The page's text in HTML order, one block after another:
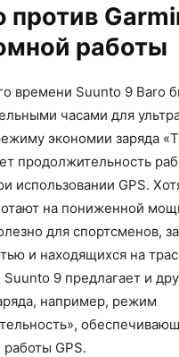
против
работы
времени Suunto 9 Baro
часами для
экономии заряда
продолжительность
использовании GPS.
на пониженной
для спортсменов,
и находящихся на
9 предлагает и
например, режим
GPS.